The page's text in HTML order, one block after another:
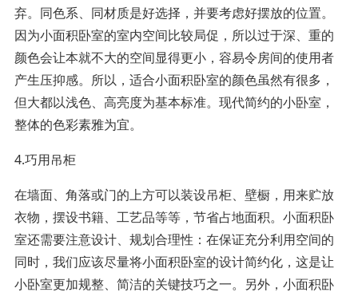
弃。同色系、同材质是好选择，并要考虑好摆放的位置。
因为小面积卧室的室内空间比较局促，所以过于深、重的
颜色会让本就不大的空间显得更小，容易令房间的使用者
产生压抑感。所以，适合小面积卧室的颜色虽然有很多，
但大都以浅色、高亮度为基本标准。现代简约的小卧室，
整体的色彩素雅为宜。
4.巧用吊柜
在墙面、角落或门的上方可以装设吊柜、壁橱，用来贮放
衣物，摆设书籍、工艺品等等，节省占地面积。小面积卧
室还需要注意设计、规划合理性：在保证充分利用空间的
同时，我们应该尽量将小面积卧室的设计简约化，这是让
小卧室更加规整、简洁的关键技巧之一。另外，小面积卧